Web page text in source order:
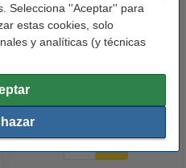
Selecciona ''Aceptar'' para
estas cookies, solo
y analíticas (y técnicas
Cable USB C Tipo C - 1,8 metros